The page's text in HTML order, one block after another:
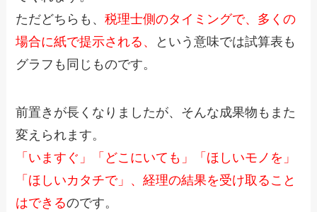
ただどちらも、税理士側のタイミングで、 多くの
場合に紙で提示される、
という意味では試算表も
グラフも同じものです。
前置きが長くなりましたが、そんな成果物もまた
変えられます。
「いますぐ」「どこにいても」「ほしいモノを」
「ほしいカタチで」、経理の結果を受け取ること
はできるのです。